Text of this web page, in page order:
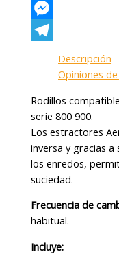
WhatsApp
Messenger
Descripción
Opiniones
Rodillos
serie 800 900.
Los estractores
inversa y gracias a
los enredos,
suciedad.
Frecuencia de
habitual.
Incluye: